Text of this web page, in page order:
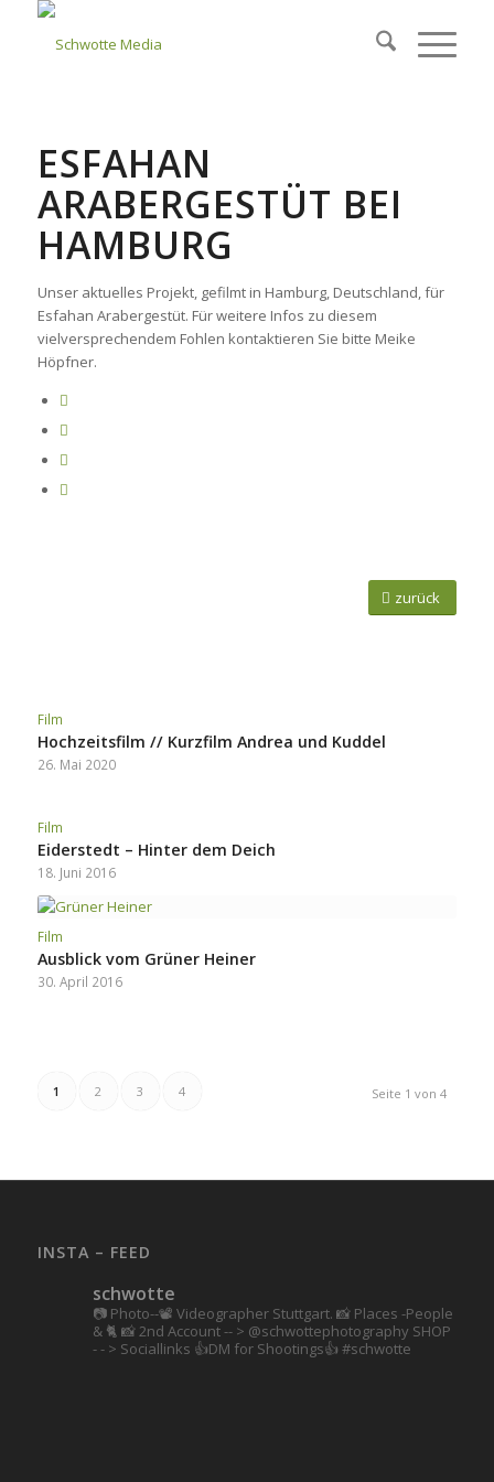
ESFAHAN
ARABERGESTÜT BEI
HAMBURG
Unser aktuelles Projekt, gefilmt in Hamburg, Deutschland, für
Esfahan Arabergestüt. Für weitere Infos zu diesem
vielversprechendem Fohlen kontaktieren Sie bitte Meike
Höpfner.
zurück
Film
Hochzeitsfilm // Kurzfilm Andrea und Kuddel
26. Mai 2020
Film
Eiderstedt – Hinter dem Deich
18. Juni 2016
Film
Ausblick vom Grüner Heiner
30. April 2016
Seite 1 von 4
1 2 3 4
INSTA – FEED
schwotte
📷 Photo--📽️ Videographer Stuttgart. 📸 Places -People
& 🐈 📸 2nd Account-- > @schwottephotography SHOP
- - > Sociallinks 👍DM for Shootings👍 #schwotte